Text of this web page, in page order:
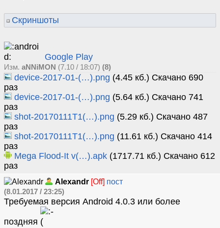
Скриншоты
Google Play
Изм. aNNiMON (7.10 / 18:07) (8)
device-2017-01-(…).png (4.45 кб.) Скачано 690
раз
device-2017-01-(…).png (5.64 кб.) Скачано 741
раз
shot-20170111T1(…).png (5.29 кб.) Скачано 487
раз
shot-20170111T1(…).png (11.61 кб.) Скачано 414
раз
Mega Flood-It v(…).apk (1717.71 кб.) Скачано 612
раз
Alexandr [Off] пост
(8.01.2017 / 23:25)
Требуемая версия Android 4.0.3 или более
поздняя